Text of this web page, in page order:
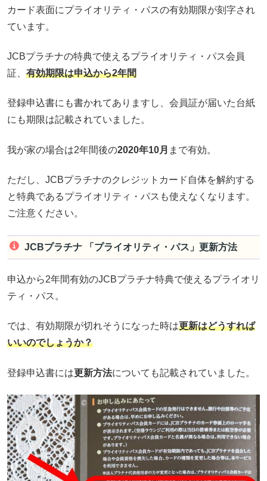
カード表面にプライオリティ・パスの有効期限が刻字され
ています。
JCBプラチナの特典で使えるプライオリティ・パス会員
証、 有効期限は申込から2年間
登録申込書にも書かれてありますし、会員証が届いた台紙
にも期限は記載されていました。
我が家の場合は2年間後の2020年10月 まで有効。
ただし、JCBプラチナのクレジットカード自体を解約する
と特典であるプライオリティ・パスも使えなくなります。
ご注意ください。
JCBプラチナ 「プライオリティ・パス」更新方法
申込から2年間有効のJCBプラチナ特典で使えるプライオリ
ティ・パス。
では、有効期限が切れそうになった時は更新はどうすれば
いいのでしょうか？
登録申込書には更新方法についても記載されていました。